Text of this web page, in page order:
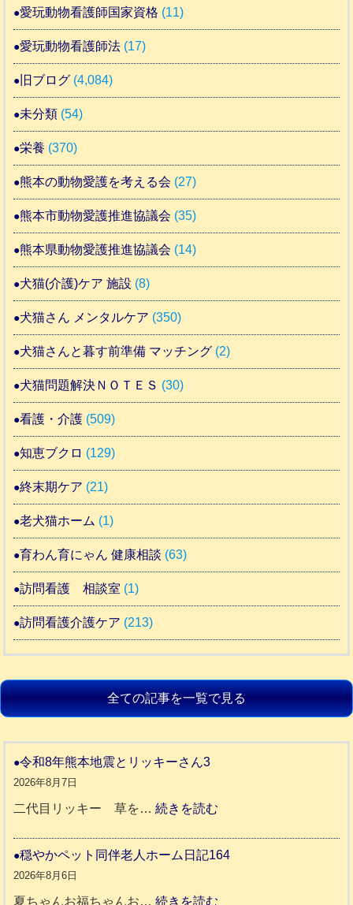
愛玩動物看護師国家資格 (11)
愛玩動物看護師法 (17)
旧ブログ (4,084)
未分類 (54)
栄養 (370)
熊本の動物愛護を考える会 (27)
熊本市動物愛護推進協議会 (35)
熊本県動物愛護推進協議会 (14)
犬猫(介護)ケア 施設 (8)
犬猫さん メンタルケア (350)
犬猫さんと暮す前準備 マッチング (2)
犬猫問題解決ＮＯＴＥＳ (30)
看護・介護 (509)
知恵ブクロ (129)
終末期ケア (21)
老犬猫ホーム (1)
育わん育にゃん 健康相談 (63)
訪問看護 相談室 (1)
訪問看護介護ケア (213)
全ての記事を一覧で見る
令和8年熊本地震とリッキーさん3
2026年8月7日
二代目リッキー 草を…続きを読む
和
穏やかペット同伴老人ホーム日記164
2026年8月6日
夏ちゃんお福ちゃんお…続きを読む